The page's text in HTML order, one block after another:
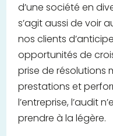
d’une société en
s’agit aussi de voir
nos clients
opportunités de
prise de résolutions
prestations et
l’entreprise, l’audit
prendre à la légère.